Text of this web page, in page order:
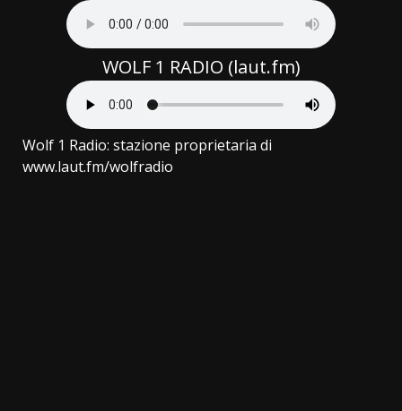
WOLF 1 RADIO (laut.fm)
Wolf 1 Radio: stazione proprietaria di
www.laut.fm/wolfradio